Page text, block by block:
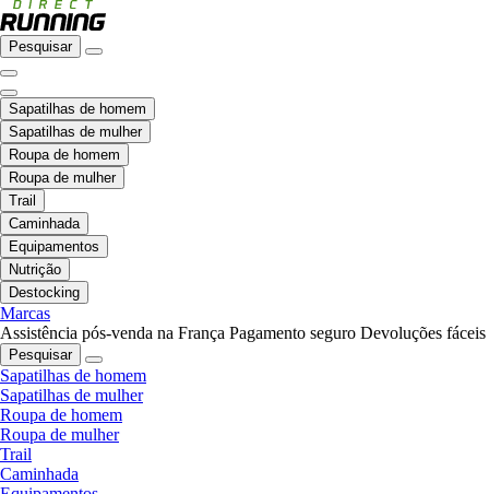
Pesquisar
Sapatilhas de homem
Sapatilhas de mulher
Roupa de homem
Roupa de mulher
Trail
Caminhada
Equipamentos
Nutrição
Destocking
Marcas
Assistência pós-venda na França Pagamento seguro Devoluções fáceis
Pesquisar
Sapatilhas de homem
Sapatilhas de mulher
Roupa de homem
Roupa de mulher
Trail
Caminhada